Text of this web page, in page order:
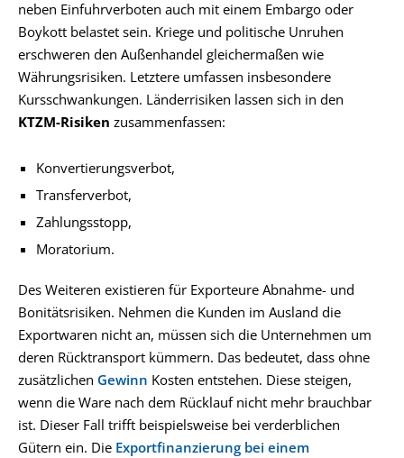
neben Einfuhrverboten auch mit einem Embargo oder
Boykott belastet sein. Kriege und politische Unruhen
erschweren den Außenhandel gleichermaßen wie
Währungsrisiken. Letztere umfassen insbesondere
Kursschwankungen. Länderrisiken lassen sich in den
KTZM-Risiken zusammenfassen:
Konvertierungsverbot,
Transferverbot,
Zahlungsstopp,
Moratorium.
Des Weiteren existieren für Exporteure Abnahme- und
Bonitätsrisiken. Nehmen die Kunden im Ausland die
Exportwaren nicht an, müssen sich die Unternehmen um
deren Rücktransport kümmern. Das bedeutet, dass ohne
zusätzlichen Gewinn Kosten entstehen. Diese steigen,
wenn die Ware nach dem Rücklauf nicht mehr brauchbar
ist. Dieser Fall trifft beispielsweise bei verderblichen
Gütern ein. Die Exportfinanzierung bei einem